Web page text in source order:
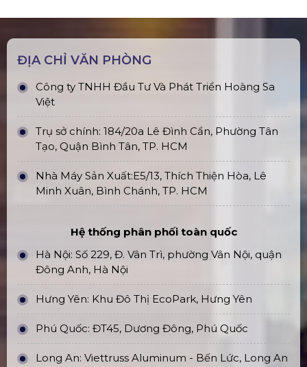
ĐỊA CHỈ VĂN PHÒNG
Công ty TNHH Đầu Tư Và Phát Triển Hoàng Sa
Việt
Trụ sở chính: 184/20a Lê Đình Cẩn, Phường Tân
Tạo, Quận Bình Tân, TP. HCM
Nhà Máy Sản Xuất:E5/13, Thích Thiện Hòa, Lê
Minh Xuân, Bình Chánh, TP. HCM
Hệ thống phân phối toàn quốc
Hà Nội: Số 229, Đ. Vân Trì, phường Vân Nội, quận
Đông Anh, Hà Nội
Hưng Yên: Khu Đô Thị EcoPark, Hưng Yên
Phú Quốc: ĐT45, Dương Đông, Phú Quốc
Long An: Viettruss Aluminum - Bến Lức, Long An